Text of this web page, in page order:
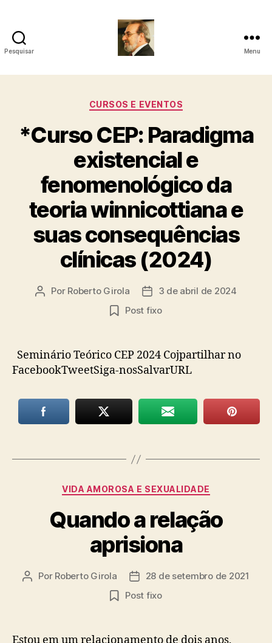
Pesquisar
-
Psicanalista
e
Terapeuta
Familiar
Menu
Categorias
CURSOS E EVENTOS
*Curso CEP: Paradigma
existencial e
fenomenológico da
teoria winnicottiana e
suas consequências
clínicas (2024)
Autor
Por Roberto Girola
Data
de
3 de abril de 2024
Post fixo
Seminário Teórico CEP 2024 Cojpartilhar no
FacebookTweetSiga-nosSalvarURL
Categorias
VIDA AMOROSA E SEXUALIDADE
Quando a relação
aprisiona
Autor
Por Roberto Girola
Data28 de setembro de 2021
Post fixo
Estou em um relacionamento de dois anos,